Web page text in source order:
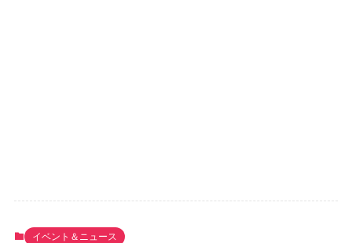
イベント＆ニュース